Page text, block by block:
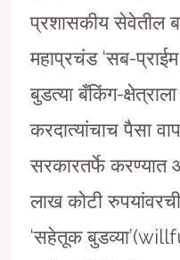
प्रशासकीय सेवेतील
महाप्रचंड ‘सब-
बुडत्या बँकिंग-क्षेत्राला
करदात्यांचाच पैसा
सरकारतर्फे करण्यात
लाख कोटी
‘सहेतूक